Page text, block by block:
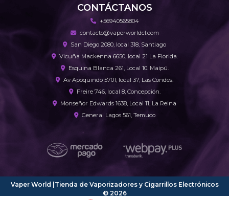
CONTÁCTANOS
+56940565804
contacto@vaperworldcl.com
San Diego 2080, local 318, Santiago
Vicuña Mackenna 6650, local 21 La Florida.
Esquina Blanca 261, Local 10. Maipú.
Av Apoquindo 5701, local 37, Las Condes.
Freire 746, local 8, Concepción.
Monseñor Edwards 1638, Local 11, La Reina
General Lagos 561, Temuco
Vaper World |Tienda de Vaporizadores y Cigarrillos Electrónicos
© 2026